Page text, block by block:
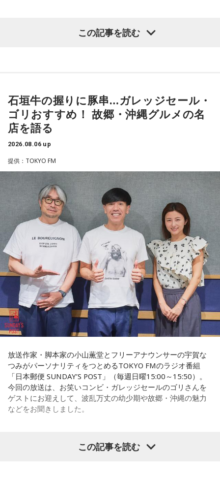
「というのは、県議会の自民党も国会議員の系列ごとに
が藏内さんだった。藏内さんは国会議員が就くことが多い自
民党県連会長にもなれた。ドンは保守分裂の中で育つんです
ね」
放送ではさらにドンの実態についての解説が続いた。
「どの知事、どの県庁幹部よりも古株になります。議会
や推薦を出すのか、という決定権を握っている。あとは役
人、教職員、警察署員といった地方公務員の人事にも影響力
を発揮することがあります」
長野「はい」
常井「人事の季節になるとドンの自宅に行列ができる、と言
われるんですね。別の地域で聴いた話ですが、ドンの家に入
ると、その訪問客は茶封筒を机の上にソッと出します。そし
てドンはポン、ポン、ポン、と手を当てて厚さを確かめる。
そのままスーッと返す。返された側は帰りがけ、広いお庭の
中にあるお社に両手を合わせ、賽銭箱に封筒を置いていく、
と。こういう逸話がまことしやかに語られること自体が、ド
ンの権力を大きくしているんですね。直接、命令しなくても
周りが勝手に忖度して動く、というのがドンの世界です」
長野「こういうドンが全国にいる、というわけですね」
常井「福岡って大物議員がたくさんいました。その中で藏内
さんはどういう位置づけか。麻生さん、武田さん、かつては
古賀誠さん、山崎拓さん、村上正邦さん、といった方も。大
物が同じ県内にたくさんいることが、ドンを生み出す第2の条
件です」
長野「はい」
分かれていて。知事選や市長選があると保守分裂になってし
（左から）パーソナリティの小山薫堂、ゴリさん、宇賀なつ
ゴリさんは、1972年沖縄県那覇市生まれ。沖縄の本土復帰か
らわずか1週間後に生まれた“復帰っ子”です。1995年に中学時
代の同級生・川田広樹さんとガレッジセールを結成し、バラ
エティ番組などで人気を集めました。2006年からは映画監督
としても活動。2019年公開の映画「洗骨」はモスクワ国際映
督協会新人賞を受賞しました。また、「おきなわ新喜劇」の
旗揚げやYouTube「ゴリ★オキナワ」などを通じて、故郷・
沖縄の魅力を発信し続けています。
本土復帰当時の記憶はありませんが、「僕らは“復帰っ子”と言
われている」と話すゴリさん。両親からは、復帰直後の沖縄
の活気や、ドルから円への切り替えをめぐる混乱を聞いて育
ちました。なかでも「『円になったほうがお金が減る』と文
句を言っていた」というエピソードは、当時ならではの出来
事として印象に残っているそうです。
小学生の頃に、「旅行に行こう」と言われて沖縄を離れ、大
阪へ。しかし翌朝、父親の姿はなく、「今日からおじさんと
おばさんと暮らすんだよ」と告げられます。「映画みたいな
嘘みたいな話で」と振り返るように、突然始まった新生活に
戸惑い、転校先でも誰とも話せない日々が続きました。
スの人気者の行動を観察。「面白いことをやると人が集ま
る」という気づきを得て、掃除の時間に机の上で松田聖子さ
んの「青い珊瑚礁」を歌いながら一発芸を披露。最初は教室
が静まり返ったものの、その後は「あんなに無口だった転校
生が急に変なことをやり出した」と話題になり、「お前、お
もろいな」「遊ぼうや」と友達の輪が一気に広がったといい
この出来事をきっかけに、「笑いは武器になる」と実感。
この記事を読む
石垣牛の握りに豚串…ガレッジセール・
ゴリおすすめ！ 故郷・沖縄グルメの名
店を語る
2026.08.06 up
提供：TOKYO FM
放送作家・脚本家の小山薫堂とフリーアナウンサーの宇賀な
つみがパーソナリティをつとめるTOKYO FMのラジオ番組
「日本郵便 SUNDAY’S POST」（毎週日曜15:00～15:50）。
今回の放送は、お笑いコンビ・ガレッジセールのゴリさんを
ゲストにお迎えして、波乱万丈の幼少期や故郷・沖縄の魅力
などをお聞きしました。
（左から）パーソナリティの小山薫堂、ゴリさん、宇賀なつ
この記事を読む